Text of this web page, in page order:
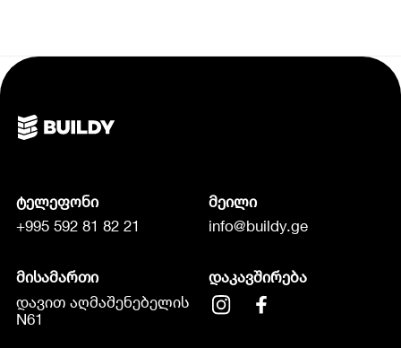
ტელეფონი
+995 592 81 82 21
მეილი
info@buildy.ge
მისამართი
დავით აღმაშენებელის
N61
დაკავშირება